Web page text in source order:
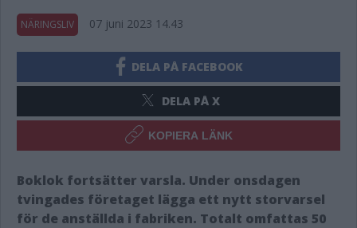
NÄRINGSLIV 07 juni 2023 14.43
DELA PÅ FACEBOOK
DELA PÅ X
KOPIERA LÄNK
Boklok fortsätter varsla. Under onsdagen
tvingades företaget lägga ett nytt storvarsel
för de anställda i fabriken. Totalt omfattas 50